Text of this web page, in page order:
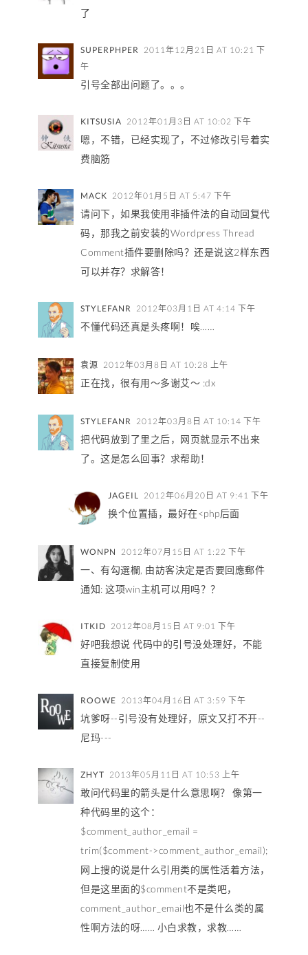
了
SUPERPHPER 2011年12月21日 AT 10:21 下
午
引号全部出问题了。。。
KITSUSIA 2012年01月3日 AT 10:02 下午
嗯，不错，已经实现了，不过修改引号着实
费脑筋
MACK 2012年01月5日 AT 5:47 下午
请问下，如果我使用非插件法的自动回复代
码，那我之前安装的Wordpress Thread
Comment插件要删除吗？还是说这2样东西
可以并存？求解答！
STYLEFANR 2012年03月1日 AT 4:14 下午
不懂代码还真是头疼啊！唉……
袁源 2012年03月8日 AT 10:28 上午
正在找，很有用～多谢艾～ :dx
STYLEFANR 2012年03月8日 AT 10:14 下午
把代码放到了里之后，网页就显示不出来
了。这是怎么回事？求帮助！
JAGEIL 2012年06月20日 AT 9:41 下午
换个位置插，最好在<php后面
WONPN 2012年07月15日 AT 1:22 下午
一、有勾選欄, 由訪客決定是否要回應郵件
通知: 这项win主机可以用吗？？
ITKID 2012年08月15日 AT 9:01 下午
好吧我想说 代码中的引号没处理好，不能
直接复制使用
ROOWE 2013年04月16日 AT 3:59 下午
坑爹呀--引号没有处理好，原文又打不开--
尼玛---
ZHYT 2013年05月11日 AT 10:53 上午
敢问代码里的箭头是什么意思啊？ 像第一
种代码里的这个：
$comment_author_email =
trim($comment->comment_author_email);
网上搜的说是什么引用类的属性活着方法，
但是这里面的$comment不是类吧，
comment_author_email也不是什么类的属
性啊方法的呀…… 小白求教，求教……